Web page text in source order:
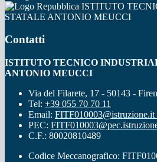
ISTITUTO
STATALE ANTONIO MEUCCI
Contatti
ISTITUTO TECNICO
ANTONIO MEUCCI
Via del Filarete, 17 - 50143 -
Tel: +39 055 70 70 11
Email: FITF010003@istruzione.it
PEC:
C.F.: 80020810489
Codice Meccanografico: